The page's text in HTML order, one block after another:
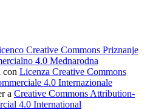
Creative Commons Priznanje
4.0 Mednarodna
con Licenza Creative Commons
4.0 Internazionale
a Creative Commons Attribution-
4.0 International